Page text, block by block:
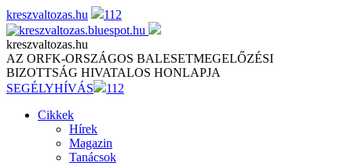
Skip
to
content
kreszvaltozas.hu 112
kreszvaltozas.hu
AZ ORFK-ORSZÁGOS BALESETMEGELŐZÉSI
BIZOTTSÁG HIVATALOS HONLAPJA
SEGÉLYHÍVÁS
112
Cikkek
Hírek
Magazin
Tanácsok